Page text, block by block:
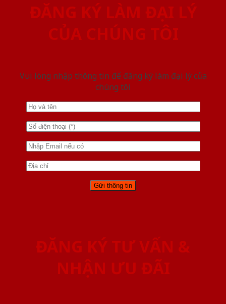
ĐĂNG KÝ LÀM ĐẠI LÝ
CỦA CHÚNG TÔI
Vui lòng nhập thông tin để đăng ký làm đại lý của
chúng tôi
ĐĂNG KÝ TƯ VẤN &
NHẬN ƯU ĐÃI